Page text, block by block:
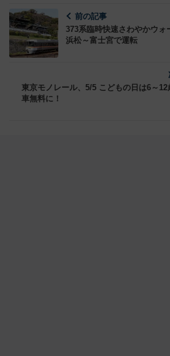
前の記事
373系臨時快速さわやかウォ
浜松～富士宮で運転
東京モノレール、5/5 こどもの日は6～12
車無料に！